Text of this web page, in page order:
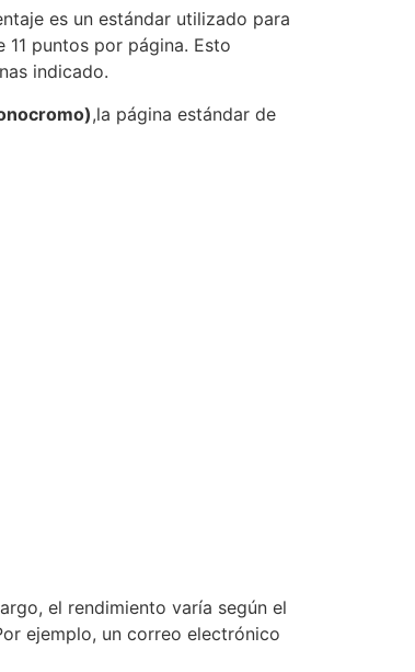
es un estándar utilizado para
puntos por página. Esto
indicado.
,la página estándar de
el rendimiento varía según el
ejemplo, un correo electrónico